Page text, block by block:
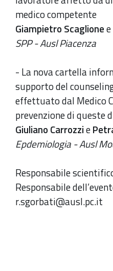
medico competente
Giampietro Scaglionee
SPP - Ausl Piacenza
- La nova cartella
supporto del
effettuato dal Medico
prevenzione di queste
Giuliano Carrozzie
Epdemiologia - Ausl
Responsabile
Responsabile
r.sgorbati@ausl.pc.it